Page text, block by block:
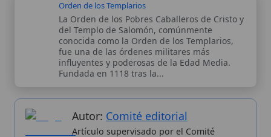
editorial de Wikitólica. Las afirmaciones
del artículo están basadas y contrastadas
usando fuentes catolicas: escritos
patrísticos, de santos, artículos
teológicos, documentos históricos, actas
de concilios, encíclicas, fuentes
la Iglesia.Proceso editorial →